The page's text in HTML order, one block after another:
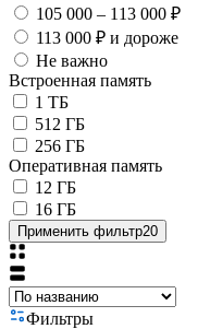
105 000 – 113 000 ₽
113 000 ₽ и дороже
Не важно
Встроенная память
1 ТБ
512 ГБ
256 ГБ
Оперативная память
12 ГБ
16 ГБ
Применить фильтр20
Фильтры